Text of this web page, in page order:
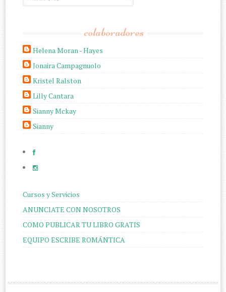
colaboradores
Helena Moran - Hayes
Jonaira Campagnuolo
Kristel Ralston
Lilly Cantara
Sianny Mckay
Sianny
Cursos y Servicios
ANUNCIATE CON NOSOTROS
COMO PUBLICAR TU LIBRO GRATIS
EQUIPO ESCRIBE ROMÁNTICA